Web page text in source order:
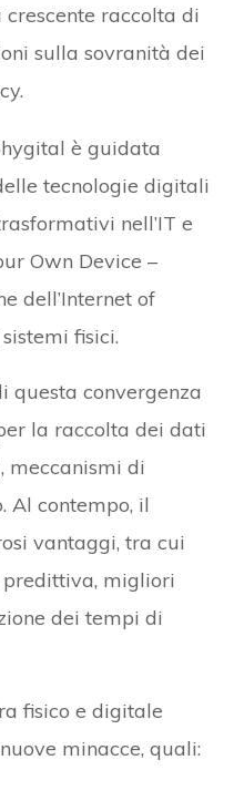
crescente raccolta di
sulla sovranità dei
è guidata
tecnologie digitali
nell’IT e
Own Device –
dell’Internet of
fisici.
questa convergenza
la raccolta dei dati
meccanismi di
Al contempo, il
vantaggi, tra cui
migliori
dei tempi di
fisico e digitale
minacce, quali: